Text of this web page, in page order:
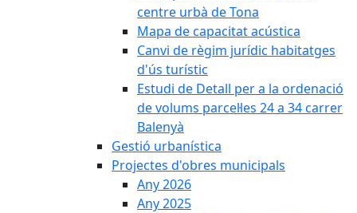
centre urbà de Tona
Mapa de capacitat acústica
Canvi de règim jurídic habitatges
d'ús turístic
Estudi de Detall per a la ordenació
de volums parcel·les 24 a 34 carrer
Balenyà
Gestió urbanística
Projectes d'obres municipals
Any 2026
Any 2025